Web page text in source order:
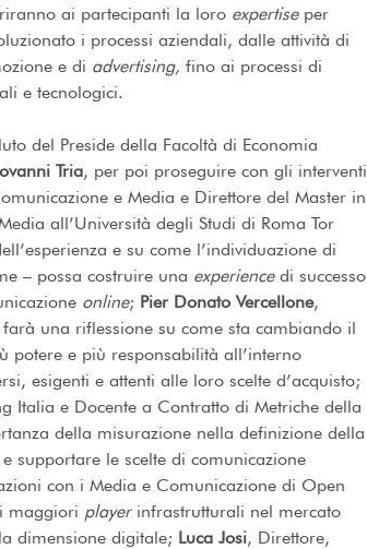
ai partecipanti la loro expertiseper
i processi aziendali, dalle attività di
e di advertising, fino ai processi di
e tecnologici.
del Preside della Facoltà di Economia
Tria, per poi proseguire con gli interventi
e Media e Direttore del Master in
all’Università degli Studi di Roma Tor
e su come l’individuazione di
– possa costruire una experiencedi successo
online; Pier Donato Vercellone,
una riflessione su come sta cambiando il
potere e più responsabilità all’interno
esigenti e attenti alle loro scelte d’acquisto;
Italia e Docente a Contratto di Metriche della
della misurazione nella definizione della
supportare le scelte di comunicazione
con i Media e Comunicazione di Open
maggiori playerinfrastrutturali nel mercato
dimensione digitale; Luca Josi, Direttore,